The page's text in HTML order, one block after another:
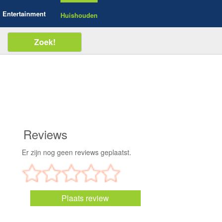
Entertainment Huishouden
Reviews
Er zijn nog geen reviews geplaatst.
Plaats review